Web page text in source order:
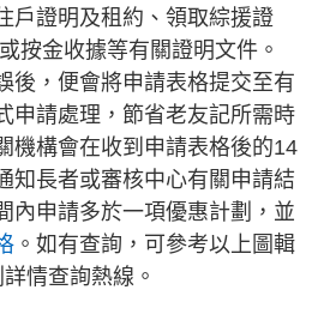
戶證明及租約、領取綜援證
按金收據等有關證明文件。
後，便會將申請表格提交至有
申請處理，節省老友記所需時
機構會在收到申請表格後的14
知長者或審核中心有關申請結
內申請多於一項優惠計劃，並
。如有查詢，可參考以上圖輯
情查詢熱線。